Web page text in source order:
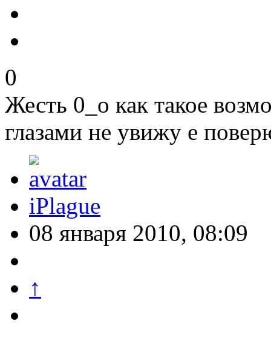
0
Жесть 0_о как такое
глазами не увижу е
iPlague
08 января 2010, 08:09
↑